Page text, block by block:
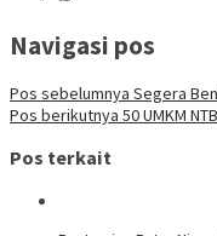
Navigasi pos
Pos sebelumnya Segera
Pos berikutnya 50 UMKM
Pos terkait